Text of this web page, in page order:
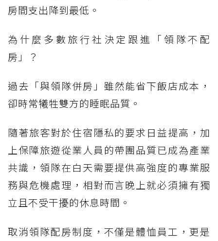
房間支出降到最低。
為什麼多數旅行社決定跟進「領隊不配
房」？
過去「與領隊併房」雖然能省下飯店成本，
卻時常犧牲雙方的睡眠品質。
隨著旅客對於住宿隱私的要求日益提高，加
上保障旅遊從業人員的帶團品質已成為產業
共識，領隊在白天需要提供高強度的專業服
務與危機處理，相對而言晚上就必須擁有獨
立且不受干擾的休息時間。
取消領隊配房制度，不僅是體恤員工，更是